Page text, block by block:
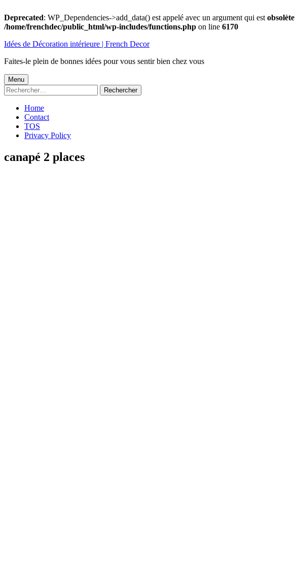
Deprecated: WP_Dependencies->add_data() est appelé avec un argument qui est obsolète
/home/frenchdec/public_html/wp-includes/functions.php on line 6170
au
Idées de Décoration intérieure | French Decor
Faites-le plein de bonnes idées pour vous sentir bien chez vous
Menu
principal
Menu
Rechercher :
Home
Contact
TOS
Privacy Policy
canapé 2 places